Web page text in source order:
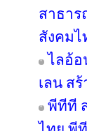
สาธาร
สังคมไ
ไลอ้อ
เลน ส
พีทีที